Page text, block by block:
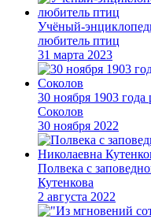
Учёный-
любитель птиц
31 марта 2023
30 ноября 1903
Соколов
30 ноября 2022
Полвека с
Кутенкова
2 августа 2022